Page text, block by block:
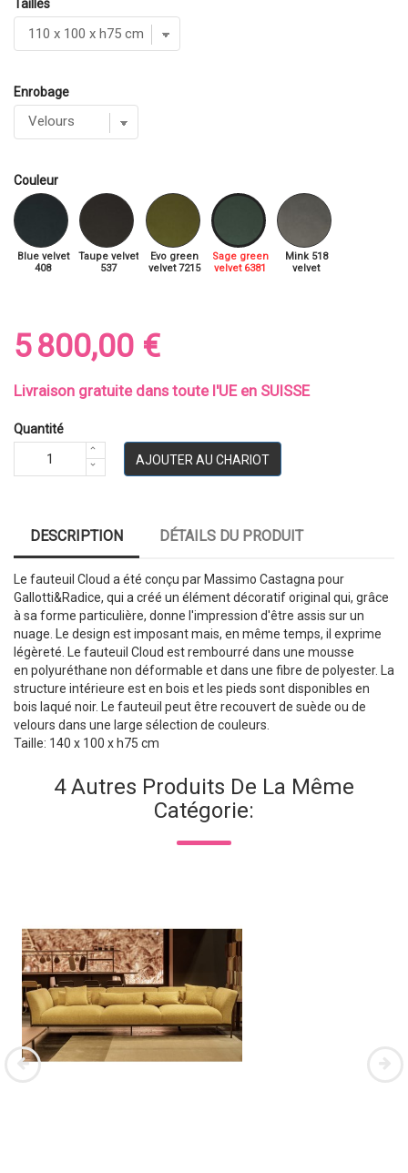
Tailles
Enrobage
Couleur
Blue velvet
408
Taupe velvet
537
Evo green
velvet 7215
Sage green
velvet 6381
Mink 518
velvet
5 800,00 €
Livraison gratuite dans toute l'UE en SUISSE
Quantité
AJOUTER AU CHARIOT
DESCRIPTION DÉTAILS DU PRODUIT
Le fauteuil Cloud a été conçu par Massimo Castagna pour
Gallotti&Radice, qui a créé un élément décoratif original qui, grâce
à sa forme particulière, donne l'impression d'être assis sur un
nuage. Le design est imposant mais, en même temps, il exprime
légèreté. Le fauteuil Cloud est rembourré dans une mousse
en polyuréthane non déformable et dans une fibre de polyester. La
structure intérieure est en bois et les pieds sont disponibles en
bois laqué noir. Le fauteuil peut être recouvert de suède ou de
velours dans une large sélection de couleurs.
Taille: 140 x 100 x h75 cm
4 Autres Produits De La Même
Catégorie: